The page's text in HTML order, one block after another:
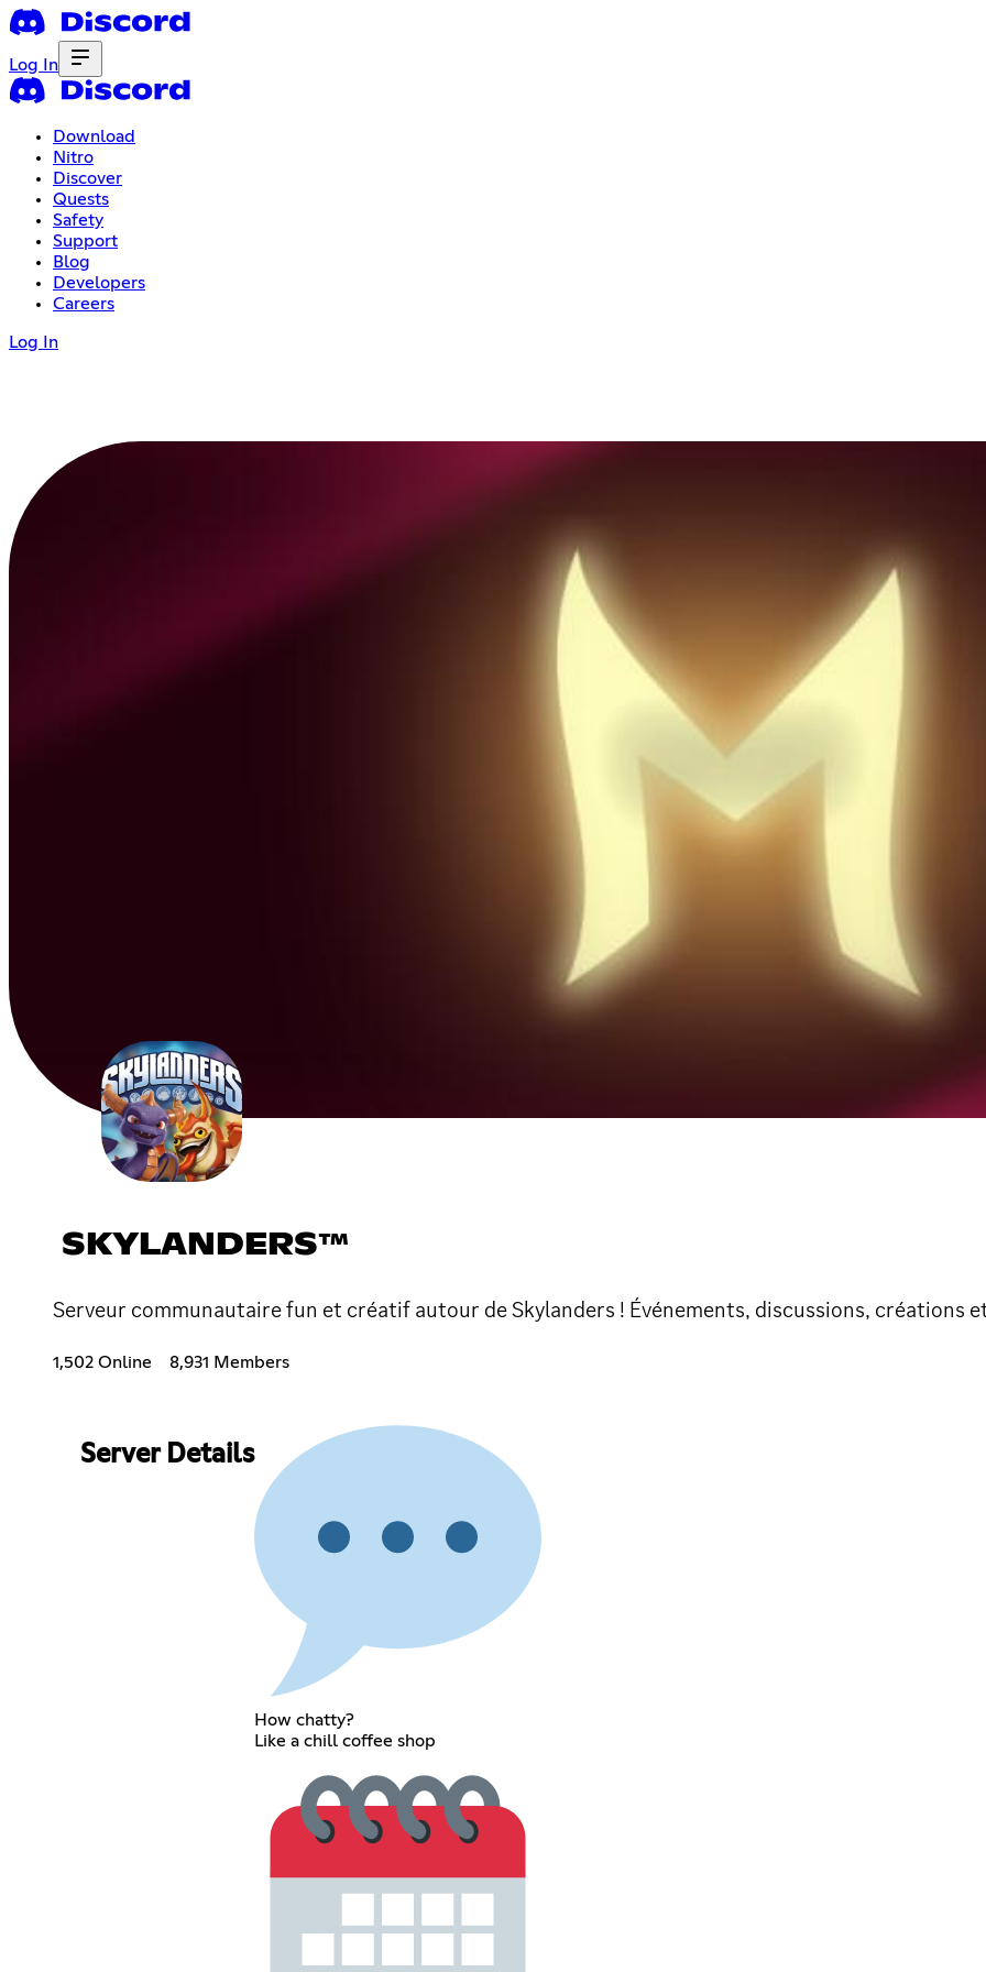
Log In
Download
Nitro
Discover
Quests
Safety
Support
Blog
Developers
Careers
Log In
SKYLANDERS™
Serveur communautaire fun et créatif autour de Skylanders ! Événements, discussions, créations
1,502 Online 8,931 Members
Server Details
How chatty?
Like a chill coffee shop